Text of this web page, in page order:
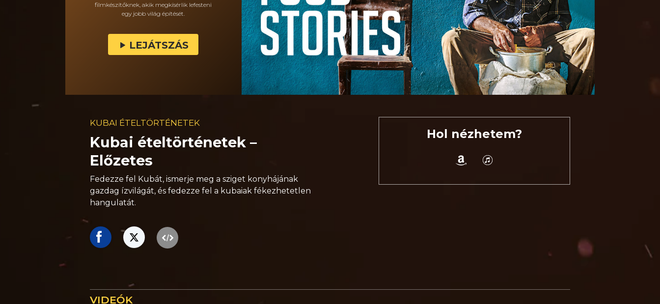
filmkészítőknek, akik megkísérlik lefesteni
egy jobb világ építését.
LEJÁTSZÁS
KUBAI ÉTELTÖRTÉNETEK
Kubai ételtörténetek –
Előzetes
Fedezze fel Kubát, ismerje meg a sziget konyhájának
gazdag ízvilágát, és fedezze fel a kubaiak fékezhetetlen
hangulatát.
Hol nézhetem?
VIDEÓK